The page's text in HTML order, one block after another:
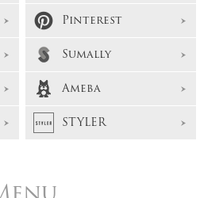
Pinterest
Sumally
Ameba
STYLER